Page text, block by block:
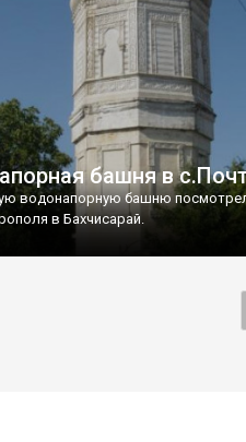
башня в
водонапорную башню
в Бахчисарай.